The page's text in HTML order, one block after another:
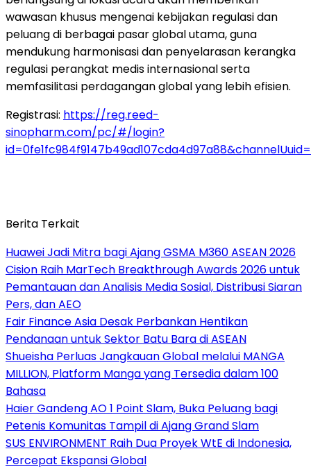
wawasan khusus mengenai kebijakan regulasi dan
peluang di berbagai pasar global utama, guna
mendukung harmonisasi dan penyelarasan kerangka
regulasi perangkat medis internasional serta
memfasilitasi perdagangan global yang lebih efisien.
Registrasi: https://reg.reed-
sinopharm.com/pc/#/login?
Berita Terkait
Huawei Jadi Mitra bagi Ajang GSMA M360 ASEAN 2026
Cision Raih MarTech Breakthrough Awards 2026 untuk
Pemantauan dan Analisis Media Sosial, Distribusi Siaran
Pers, dan AEO
Fair Finance Asia Desak Perbankan Hentikan
Pendanaan untuk Sektor Batu Bara di ASEAN
Shueisha Perluas Jangkauan Global melalui MANGA
MILLION, Platform Manga yang Tersedia dalam 100
Bahasa
Haier Gandeng AO 1 Point Slam, Buka Peluang bagi
Petenis Komunitas Tampil di Ajang Grand Slam
SUS ENVIRONMENT Raih Dua Proyek WtE di Indonesia,
Percepat Ekspansi Global